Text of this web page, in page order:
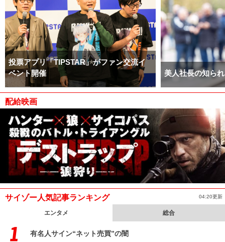
投票アプリ「TIPSTAR」がファン交流イ
ベント開催
美人社長の知ら
配給映画
サイゾー人気記事ランキング 04:20更新
エンタメ 総合
有名人サイン“ネット売買”の闇